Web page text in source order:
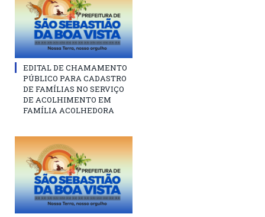
EDITAL DE CHAMAMENTO
PÚBLICO PARA CADASTRO
DE FAMÍLIAS NO SERVIÇO
DE ACOLHIMENTO EM
FAMÍLIA ACOLHEDORA